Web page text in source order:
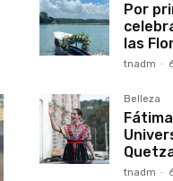
Por
las
tnadm -
Belleza
tnadm -